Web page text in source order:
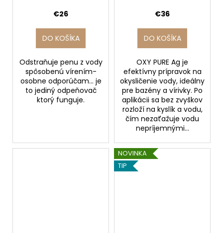
€26
DO KOŠÍKA
Odstraňuje penu z vody
spôsobenú vírením-
osobne odporúčam... je
to jediný odpeňovač
ktorý funguje.
€36
DO KOŠÍKA
OXY PURE Ag je
efektívny prípravok na
okysličenie vody, ideálny
pre bazény a vírivky. Po
aplikácii sa bez zvyškov
rozloží na kyslík a vodu,
čím nezaťažuje vodu
nepríjemnými...
NOVINKA
TIP